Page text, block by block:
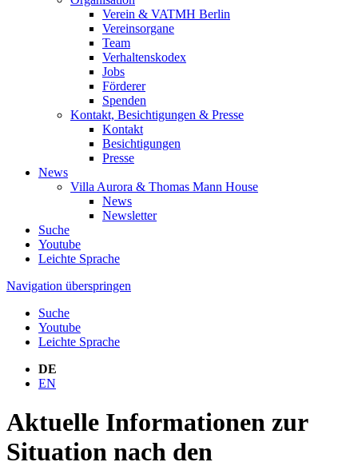
Verein & VATMH Berlin
Vereinsorgane
Team
Verhaltenskodex
Jobs
Förderer
Spenden
Kontakt, Besichtigungen & Presse
Kontakt
Besichtigungen
Presse
News
Villa Aurora & Thomas Mann House
News
Newsletter
Suche
Youtube
Leichte Sprache
Navigation überspringen
Suche
Youtube
Leichte Sprache
DE
EN
Aktuelle Informationen zur
Situation nach den